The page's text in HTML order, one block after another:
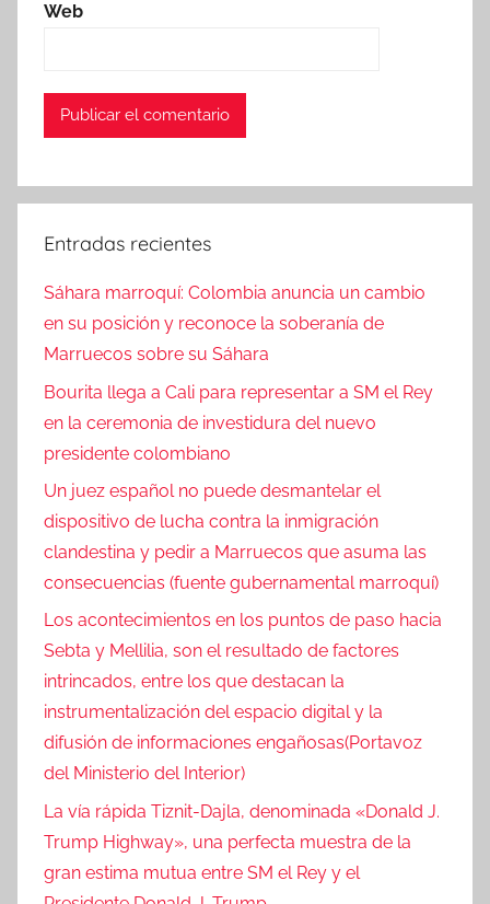
Web
Entradas recientes
Sáhara marroquí: Colombia anuncia un cambio
en su posición y reconoce la soberanía de
Marruecos sobre su Sáhara
Bourita llega a Cali para representar a SM el Rey
en la ceremonia de investidura del nuevo
presidente colombiano
Un juez español no puede desmantelar el
dispositivo de lucha contra la inmigración
clandestina y pedir a Marruecos que asuma las
consecuencias (fuente gubernamental marroquí)
Los acontecimientos en los puntos de paso hacia
Sebta y Mellilia, son el resultado de factores
intrincados, entre los que destacan la
instrumentalización del espacio digital y la
difusión de informaciones engañosas(Portavoz
del Ministerio del Interior)
La vía rápida Tiznit-Dajla, denominada «Donald J.
Trump Highway», una perfecta muestra de la
gran estima mutua entre SM el Rey y el